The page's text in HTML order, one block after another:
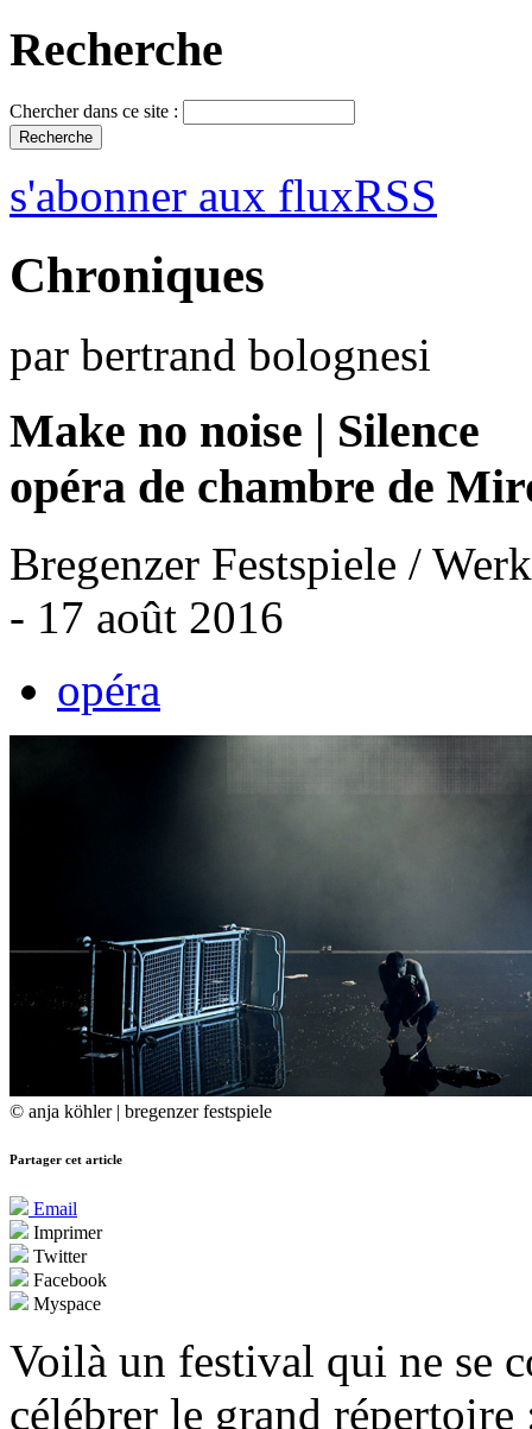
Recherche
Chercher dans ce site :
s'abonner aux fluxRSS
Chroniques
par bertrand bolognesi
Make no noise | Silence
opéra de chambre de
Bregenzer Festspiele /
- 17 août 2016
opéra
© anja köhler | bregenzer festspiele
Partager cet article
Email
Imprimer
Twitter
Facebook
Myspace
Voilà un festival qui ne se
célébrer le grand